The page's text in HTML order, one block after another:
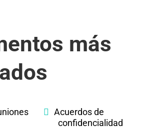
más
Acuerdos de
confidencialidad